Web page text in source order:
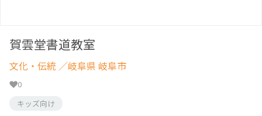
賀雲堂書道教室
文化・伝統 ／岐阜県 岐阜市
0
キッズ向け